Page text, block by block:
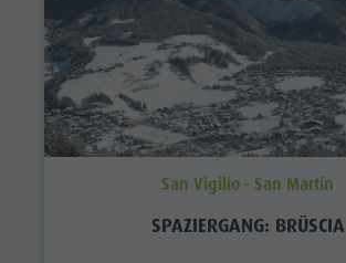
San Vigilio - San Martin
SPAZIERGANG: BRÜSCIA